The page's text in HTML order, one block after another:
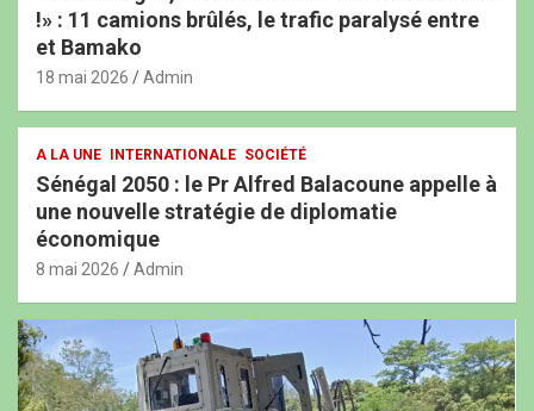
!» : 11 camions brûlés, le trafic paralysé entre
et Bamako
18 mai 2026 Admin
A LA UNE INTERNATIONALE SOCIÉTÉ
Sénégal 2050 : le Pr Alfred Balacoune appelle à
une nouvelle stratégie de diplomatie
économique
8 mai 2026 Admin